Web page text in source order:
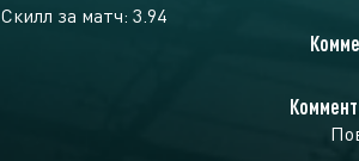
Скилл за матч: 3.94